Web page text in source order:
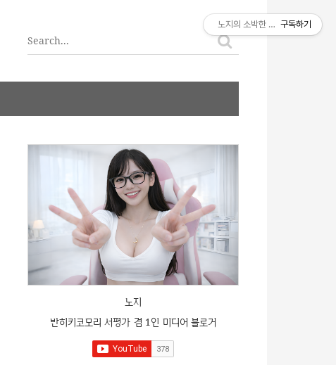
노지
반히키코모리 서평가 겸 1인 미디어 블로거
노지의 소박한 이야기구독하기